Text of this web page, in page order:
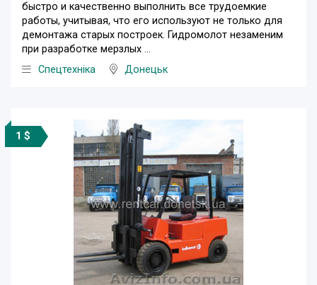
быстро и качественно выполнить все трудоемкие
работы, учитывая, что его используют не только для
демонтажа старых построек. Гидромолот незаменим
при разработке мерзлых ...
Спецтехніка
Донецьк
1 $